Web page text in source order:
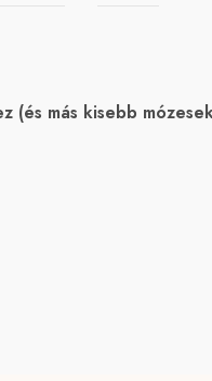
(és más kisebb